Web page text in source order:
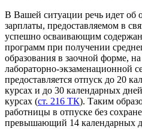
В Вашей ситуации речь идет об
зарплаты, предоставляемом в
успешно осваивающим
программ при получении
образования в заочной форме,
лабораторно-экзаменационной
предоставляется отпуск до 20
курсах и до 30 календарных
курсах (ст. 216 ТК). Таким
работницы в отпуске без
превышающий 14 календарных